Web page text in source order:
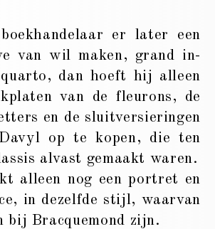
er later een
van wil maken, grand in-
dan hoeft hij alleen
van de fleurons, de
en de sluitversieringen
op te kopen, die ten
alvast gemaakt waren.
alleen nog een portret en
in dezelfde stijl, waarvan
bij Bracquemond zijn.